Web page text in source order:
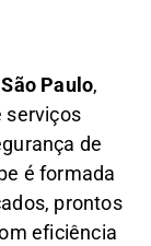
Paulo,
serviços
de
é formada
prontos
eficiência